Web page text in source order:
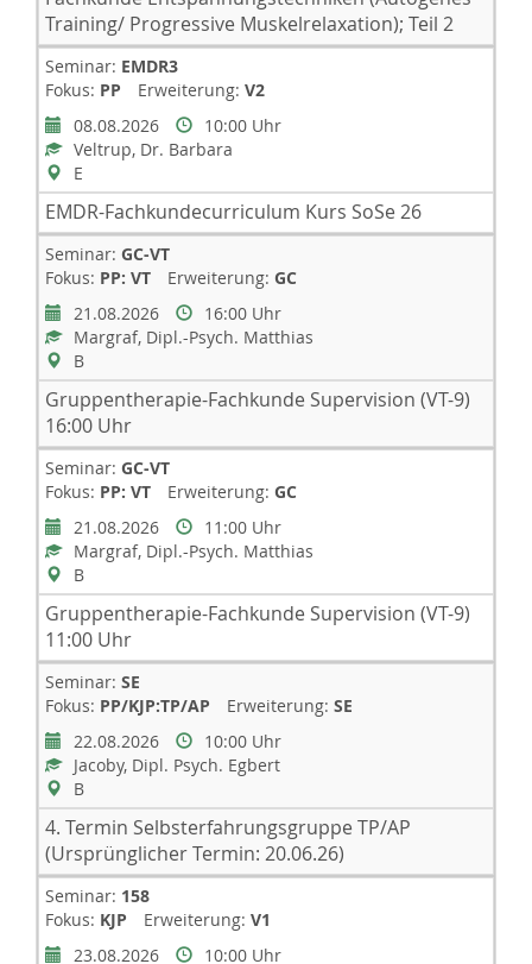
Training/ Progressive Muskelrelaxation); Teil 2
Seminar: EMDR3
Fokus: PP Erweiterung: V2
08.08.2026
10:00 Uhr
Veltrup, Dr. Barbara
E
EMDR-Fachkundecurriculum Kurs SoSe 26
Seminar: GC-VT
Fokus: PP: VT Erweiterung: GC
21.08.2026
16:00 Uhr
Margraf, Dipl.-Psych. Matthias
B
Gruppentherapie-Fachkunde Supervision (VT-9)
16:00 Uhr
Seminar: GC-VT
Fokus: PP: VT Erweiterung: GC
21.08.2026
11:00 Uhr
Margraf, Dipl.-Psych. Matthias
B
Gruppentherapie-Fachkunde Supervision (VT-9)
11:00 Uhr
Seminar: SE
Fokus: PP/KJP:TP/AP Erweiterung: SE
22.08.2026
10:00 Uhr
Jacoby, Dipl. Psych. Egbert
B
4. Termin Selbsterfahrungsgruppe TP/AP
(Ursprünglicher Termin: 20.06.26)
Seminar: 158
Fokus: KJP Erweiterung: V1
23.08.2026
10:00 Uhr